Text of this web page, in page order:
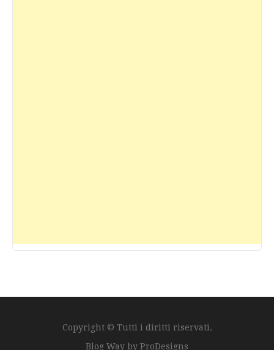
Copyright © Tutti i diritti riservati.
Blog Way by ProDesigns